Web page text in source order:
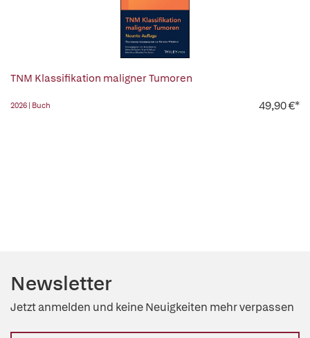
TNM Klassifikation maligner Tumoren
2026 | Buch 49,90 €*
Newsletter
Jetzt anmelden und keine Neuigkeiten mehr verpassen